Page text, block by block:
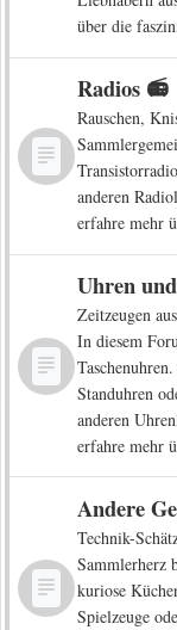
über die
Radios 📻
Rauschen,
anderen
erfahre mehr
Uhren
Zeitzeugen
In diesem
Standuhren
anderen
erfahre mehr
Andere
Technik-
Sammlerherz
kuriose
Spielzeuge